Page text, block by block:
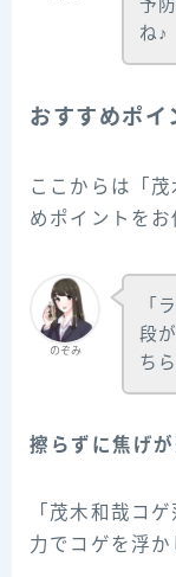
予
ね♪
おすすめポイ
ここからは「
めポイントをお
のぞみ
「
段
ち
擦らずに焦げ
「茂木和哉コ
力でコゲを浮か